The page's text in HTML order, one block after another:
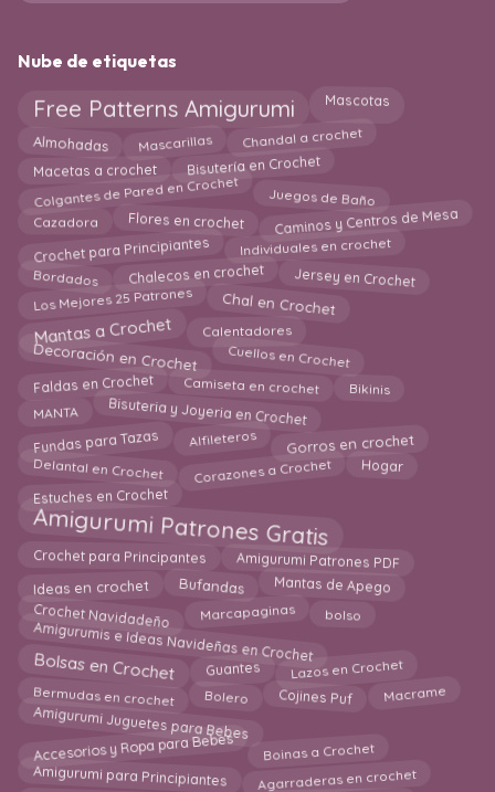
Nube de etiquetas
Free Patterns Amigurumi Mascotas
Almohadas Mascarillas Chandal a crochet
Macetas a crochet Bisutería en Crochet
Colgantes de Pared en Crochet Juegos de Baño
Cazadora Flores en crochet Caminos y Centros de Mesa
Crochet para Principiantes Individuales en crochet
Bordados Chalecos en crochet Jersey en Crochet
Los Mejores 25 Patrones Chal en Crochet
Mantas a Crochet Calentadores
Decoración en Crochet Cuellos en Crochet
Faldas en Crochet Camiseta en crochet Bikinis
MANTA Bisuteria y Joyeria en Crochet
Fundas para Tazas Alfileteros Gorros en crochet
Delantal en Crochet Corazones a Crochet Hogar
Estuches en Crochet
Amigurumi Patrones Gratis
Crochet para Principantes Amigurumi Patrones PDF
Ideas en crochet Bufandas Mantas de Apego
Crochet Navidadeño Marcapaginas bolso
Amigurumis e Ideas Navideñas en Crochet
Bolsas en Crochet Guantes Lazos en Crochet
Bermudas en crochet Bolero Cojines Puf Macrame
Amigurumi Juguetes para Bebes
Accesorios y Ropa para Bebes Boinas a Crochet
Amigurumi para Principiantes Agarraderas en crochet